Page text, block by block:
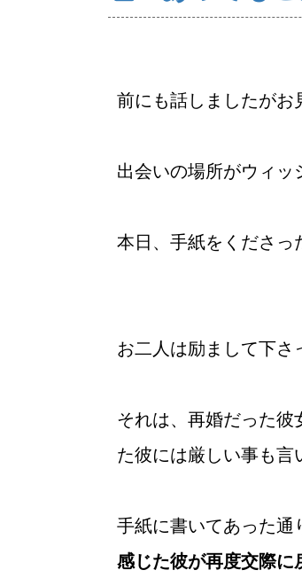
ウィッシュの婚活メソッド
前にも話しましたがお
出会いの場所がウィッ
本日、手紙をくださっ
お二人は励まして下さ
それは、再婚だった
た彼には厳しい事も言
手紙に書いてあった通
感じた彼が再度交際に